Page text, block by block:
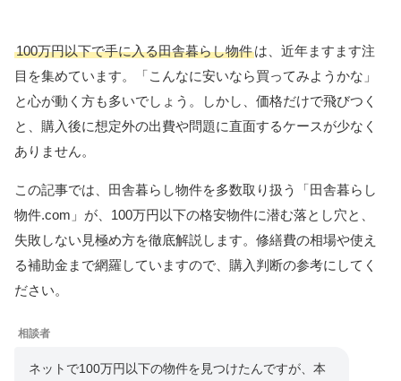
100万円以下で手に入る田舎暮らし物件は、近年ますます注
目を集めています。「こんなに安いなら買ってみようかな」
と心が動く方も多いでしょう。しかし、価格だけで飛びつく
と、購入後に想定外の出費や問題に直面するケースが少なく
ありません。
この記事では、田舎暮らし物件を多数取り扱う「田舎暮らし
物件.com」が、100万円以下の格安物件に潜む落とし穴と、
失敗しない見極め方を徹底解説します。修繕費の相場や使え
る補助金まで網羅していますので、購入判断の参考にしてく
ださい。
相談者
ネットで100万円以下の物件を見つけたんですが、本